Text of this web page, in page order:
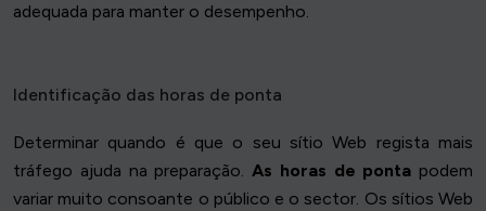
adequada para manter o desempenho.
Identificação das horas de ponta
Determinar quando é que o seu sítio Web regista mais
tráfego ajuda na preparação. As horas de ponta podem
variar muito consoante o público e o sector. Os sítios Web